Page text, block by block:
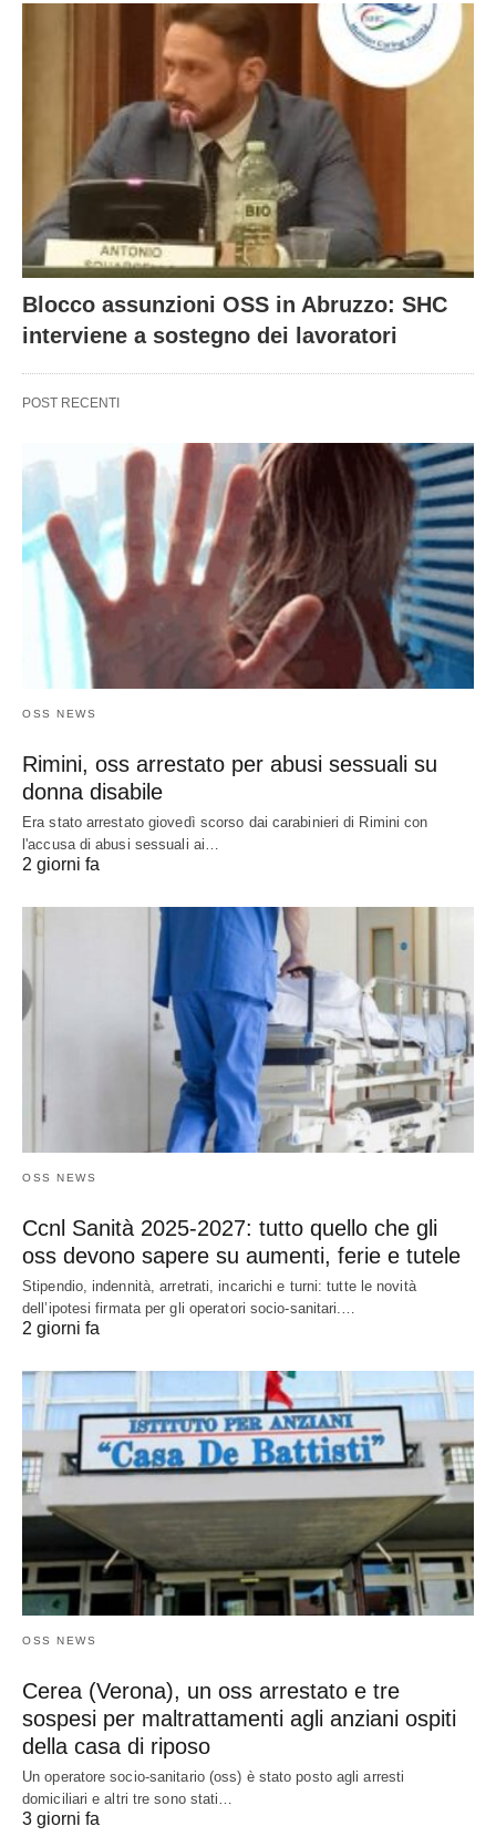
Blocco assunzioni OSS in Abruzzo: SHC
interviene a sostegno dei lavoratori
POST RECENTI
OSS NEWS
Rimini, oss arrestato per abusi sessuali su
donna disabile
Era stato arrestato giovedì scorso dai carabinieri di Rimini con
l'accusa di abusi sessuali ai…
2 giorni fa
OSS NEWS
Ccnl Sanità 2025-2027: tutto quello che gli
oss devono sapere su aumenti, ferie e tutele
Stipendio, indennità, arretrati, incarichi e turni: tutte le novità
dell’ipotesi firmata per gli operatori socio-sanitari.…
2 giorni fa
OSS NEWS
Cerea (Verona), un oss arrestato e tre
sospesi per maltrattamenti agli anziani ospiti
della casa di riposo
Un operatore socio-sanitario (oss) è stato posto agli arresti
domiciliari e altri tre sono stati…
3 giorni fa